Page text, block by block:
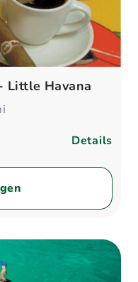
Little Havana
Details